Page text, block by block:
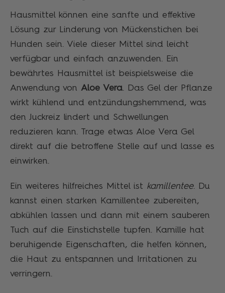
Hausmittel können eine sanfte und effektive
Lösung zur Linderung von Mückenstichen bei
Hunden sein. Viele dieser Mittel sind leicht
verfügbar und einfach anzuwenden. Ein
bewährtes Hausmittel ist beispielsweise die
Anwendung vonAloe Vera. Das Gel der Pflanze
wirkt kühlend und entzündungshemmend, was
den Juckreiz lindert und Schwellungen
reduzieren kann. Trage etwas Aloe Vera Gel
direkt auf die betroffene Stelle auf und lasse es
einwirken.
Ein weiteres hilfreiches Mittel ist kamillentee. Du
kannst einen starken Kamillentee zubereiten,
abkühlen lassen und dann mit einem sauberen
Tuch auf die Einstichstelle tupfen. Kamille hat
beruhigende Eigenschaften, die helfen können,
die Haut zu entspannen und Irritationen zu
verringern.